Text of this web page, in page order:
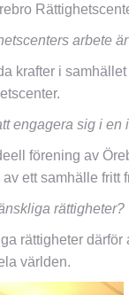
arbete
krafter i
engagera sig i en
förening av
ett samhälle
rättigheter?
rättigheter
världen.